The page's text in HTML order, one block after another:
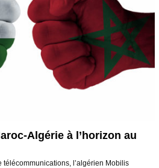
Algérie à l’horizon au
l’algérien Mobilis